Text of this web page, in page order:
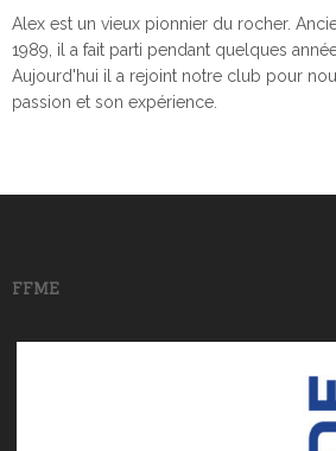
Alex est un vieux pionnier du rocher.
1989, il a fait parti pendant quelques
Aujourd'hui il a rejoint notre club pour
passion et son expérience.
FFME